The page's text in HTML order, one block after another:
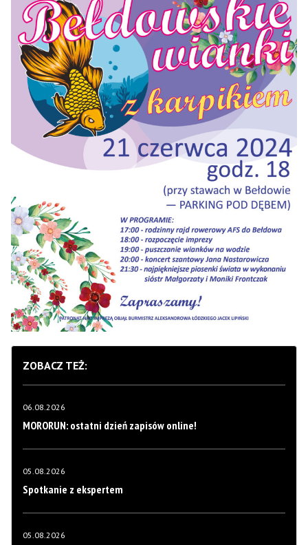
ZOBACZ TEŻ:
06.08.2026
MORORUN: ostatni dzień zapisów online!
05.08.2026
Spotkanie z ekspertem
05.08.2026